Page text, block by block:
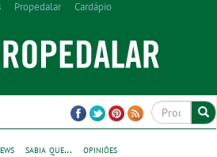
Propedalar Cardápio
sabia que... opiniões